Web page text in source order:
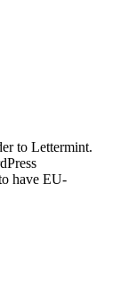
to Lettermint.
have EU-